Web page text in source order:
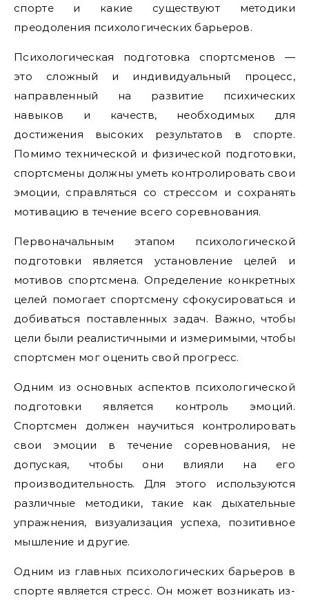
спорте и какие существуют методики
преодоления психологических барьеров.
Психологическая подготовка спортсменов —
это сложный и индивидуальный процесс,
направленный на развитие психических
навыков и качеств, необходимых для
достижения высоких результатов в спорте.
Помимо технической и физической подготовки,
спортсмены должны уметь контролировать свои
эмоции, справляться со стрессом и сохранять
мотивацию в течение всего соревнования.
Первоначальным этапом психологической
подготовки является установление целей и
мотивов спортсмена. Определение конкретных
целей помогает спортсмену сфокусироваться и
добиваться поставленных задач. Важно, чтобы
цели были реалистичными и измеримыми, чтобы
спортсмен мог оценить свой прогресс.
Одним из основных аспектов психологической
подготовки является контроль эмоций.
Спортсмен должен научиться контролировать
свои эмоции в течение соревнования, не
допуская, чтобы они влияли на его
производительность. Для этого используются
различные методики, такие как дыхательные
упражнения, визуализация успеха, позитивное
мышление и другие.
Одним из главных психологических барьеров в
спорте является стресс. Он может возникать из-